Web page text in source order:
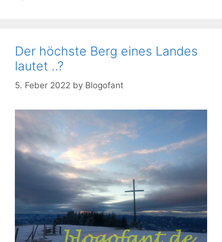
Der höchste Berg eines Landes
lautet ..?
5. Feber 2022 by Blogofant